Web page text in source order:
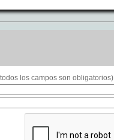
los campos son obligatorios)